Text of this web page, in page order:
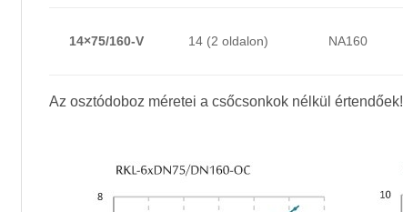
14×75/160-V 14 (2 oldalon) NA160
Az osztódoboz méretei a csőcsonkok nélkül értendőek!